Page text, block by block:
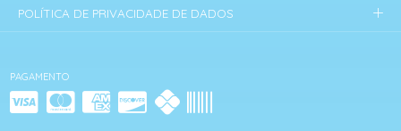
PAGAMENTO
POLÍTICA DE PRIVACIDADE DE DADOS